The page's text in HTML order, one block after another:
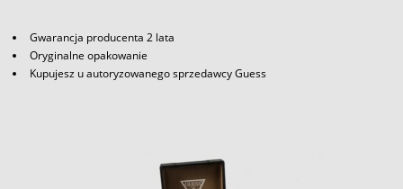
Gwarancja producenta 2 lata
Oryginalne opakowanie
Kupujesz u autoryzowanego sprzedawcy Guess